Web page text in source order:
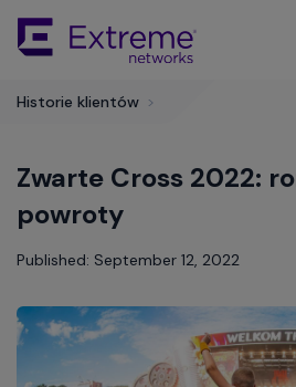
Main
Historie klientów >
Zwarte Cross 2022:
powroty
Published: September 12, 2022